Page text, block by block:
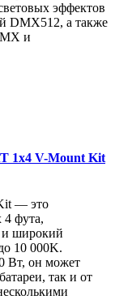
эффектов
DMX512, а также
и
1x4 V-Mount Kit
— это
4 фута,
широкий
10 000K.
Вт, он может
так и от